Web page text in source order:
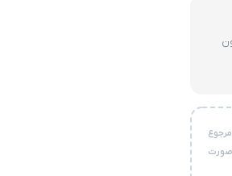
۳ میلیون
مرجوع
صورت